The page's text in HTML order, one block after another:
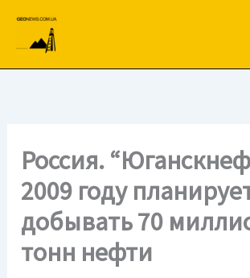
вмісту
Россия.
2009 году
добывать 70
тонн нефти